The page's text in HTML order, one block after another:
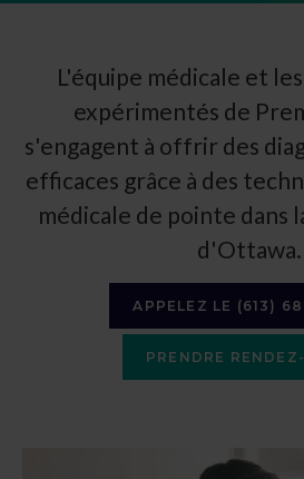
L'équipe médicale et
expérimentés de
s'engagent à offrir des
efficaces grâce à des
médicale de pointe dans
d'Ottawa.
APPELEZ LE (613)
PRENDRE